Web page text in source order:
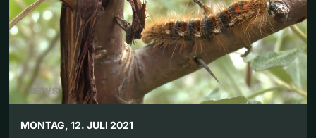
MONTAG, 12. JULI 2021